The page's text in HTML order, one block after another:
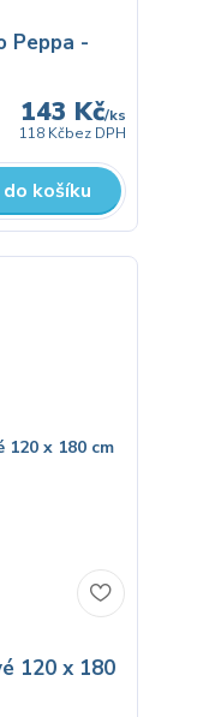
Peppa -
143 Kč/ks
118 Kčbez DPH
košíku
120 x 180